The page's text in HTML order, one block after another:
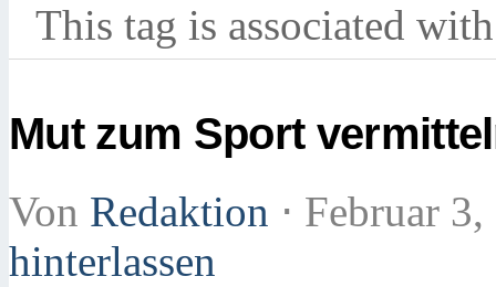
This tag is associated
Mut zum Sport
Von Redaktion ⋅ Februar
hinterlassen